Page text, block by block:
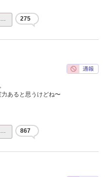
… 275
あると思うけどね〜
… 867